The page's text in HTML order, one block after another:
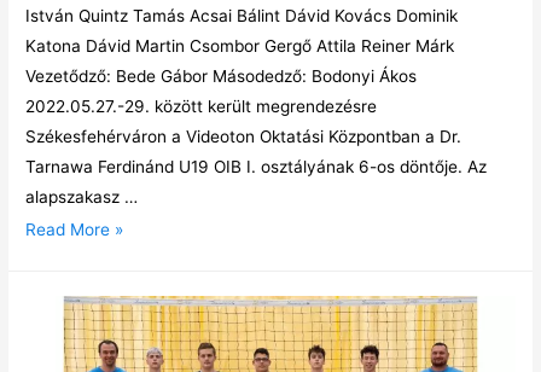
István Quintz Tamás Acsai Bálint Dávid Kovács Dominik
Katona Dávid Martin Csombor Gergő Attila Reiner Márk
Vezetődző: Bede Gábor Másodedző: Bodonyi Ákos
2022.05.27.-29. között került megrendezésre
Székesfehérváron a Videoton Oktatási Központban a Dr.
Tarnawa Ferdinánd U19 OIB I. osztályának 6-os döntője. Az
alapszakasz …
Read More »